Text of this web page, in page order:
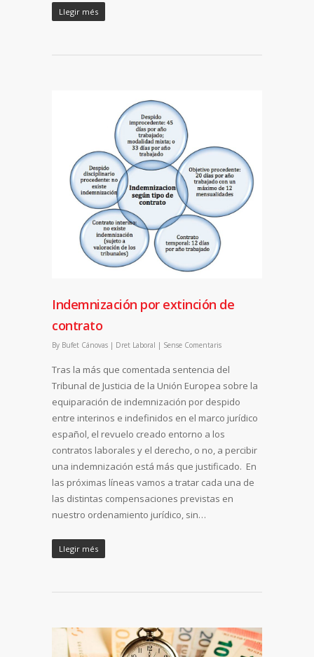
Llegir més
Indemnización por extinción de
contrato
By Bufet Cánovas | Dret Laboral | Sense Comentaris
Tras la más que comentada sentencia del
Tribunal de Justicia de la Unión Europea sobre la
equiparación de indemnización por despido
entre interinos e indefinidos en el marco jurídico
español, el revuelo creado entorno a los
contratos laborales y el derecho, o no, a percibir
una indemnización está más que justificado. En
las próximas líneas vamos a tratar cada una de
las distintas compensaciones previstas en
nuestro ordenamiento jurídico, sin…
Llegir més